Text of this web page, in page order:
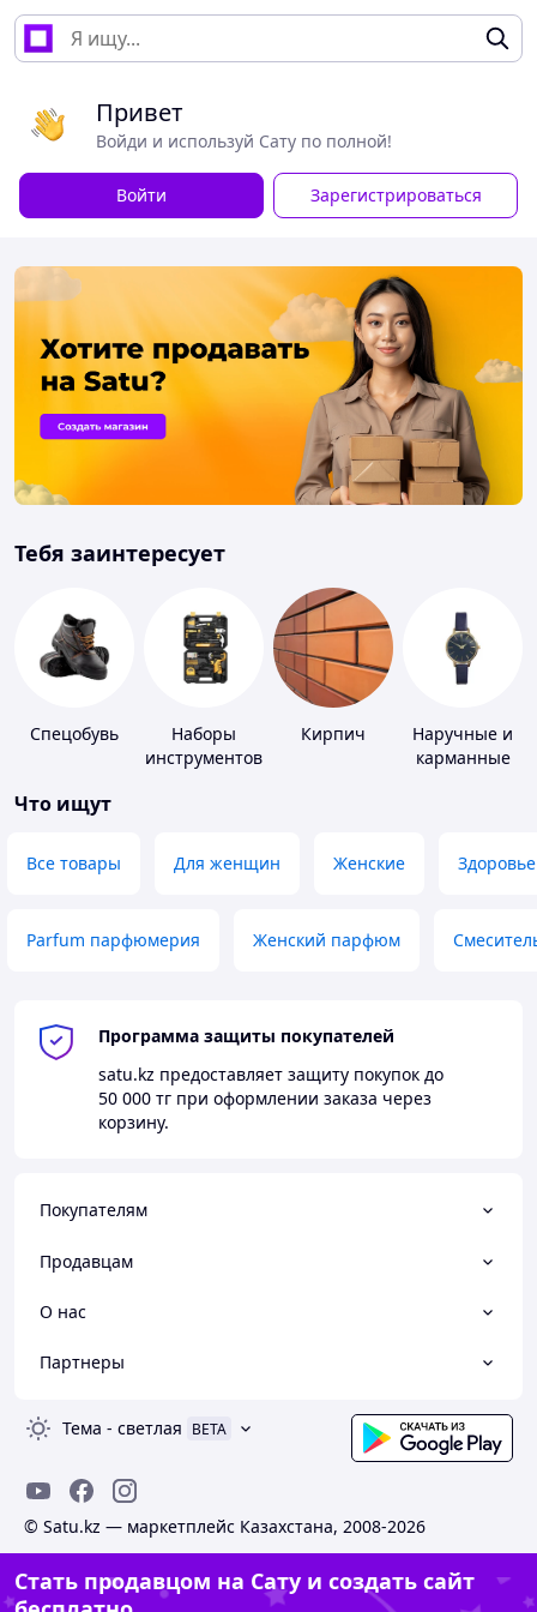
Привет
Войди и используй Сату по полной!
Войти Зарегистрироваться
Тебя заинтересует
Спецобувь
Наборы
инструментов
Кирпич
Наручные и
карманные
Что ищут
Все товары Для женщин Женские Здоровье
Parfum парфюмерия Женский парфюм
Программа защиты покупателей
satu.kz предоставляет защиту покупок до
50 000 тг при оформлении заказа через
корзину.
Покупателям
Продавцам
О нас
Партнеры
Тема - светлая BETA
© Satu.kz — маркетплейс Казахстана, 2008-2026
Стать продавцом на Сату и создать сайт